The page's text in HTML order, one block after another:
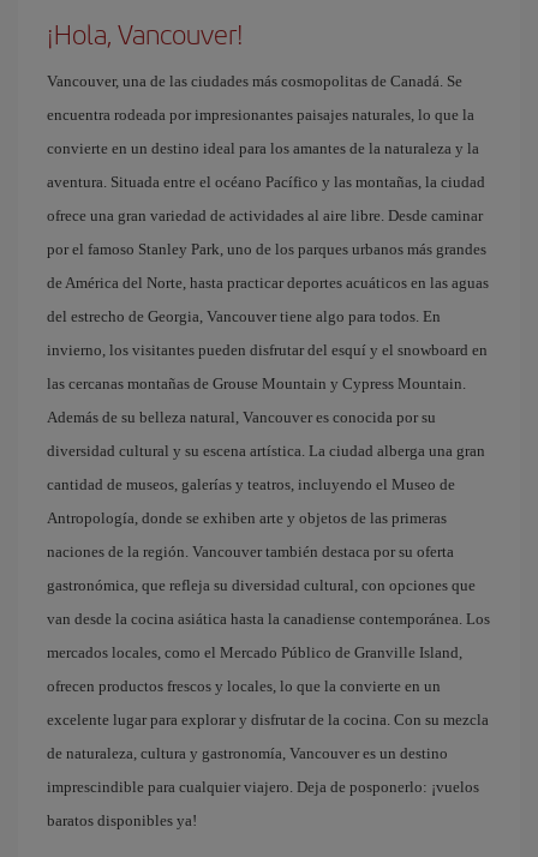
¡Hola, Vancouver!
Vancouver, una de las ciudades más cosmopolitas de Canadá. Se
encuentra rodeada por impresionantes paisajes naturales, lo que la
convierte en un destino ideal para los amantes de la naturaleza y la
aventura. Situada entre el océano Pacífico y las montañas, la ciudad
ofrece una gran variedad de actividades al aire libre. Desde caminar
por el famoso Stanley Park, uno de los parques urbanos más grandes
de América del Norte, hasta practicar deportes acuáticos en las aguas
del estrecho de Georgia, Vancouver tiene algo para todos. En
invierno, los visitantes pueden disfrutar del esquí y el snowboard en
las cercanas montañas de Grouse Mountain y Cypress Mountain.
Además de su belleza natural, Vancouver es conocida por su
diversidad cultural y su escena artística. La ciudad alberga una gran
cantidad de museos, galerías y teatros, incluyendo el Museo de
Antropología, donde se exhiben arte y objetos de las primeras
naciones de la región. Vancouver también destaca por su oferta
gastronómica, que refleja su diversidad cultural, con opciones que
van desde la cocina asiática hasta la canadiense contemporánea. Los
mercados locales, como el Mercado Público de Granville Island,
ofrecen productos frescos y locales, lo que la convierte en un
excelente lugar para explorar y disfrutar de la cocina. Con su mezcla
de naturaleza, cultura y gastronomía, Vancouver es un destino
imprescindible para cualquier viajero. Deja de posponerlo: ¡vuelos
baratos disponibles ya!